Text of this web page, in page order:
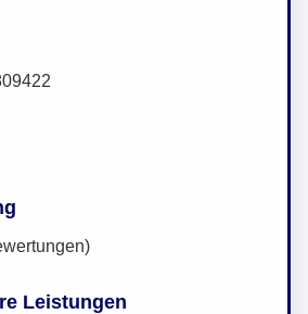
Leistungen